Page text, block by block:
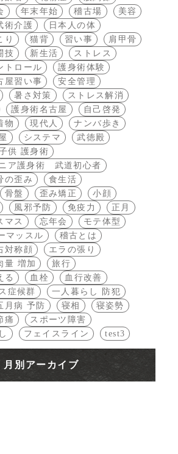
年末年始 稽古場
美容
術介護
日本人の体
り 猫背 習い事
肩甲骨
技 新生活
ストレス
トロール
護身術体験
屋習い事
安全管理
暑さ対策
ストレス解消
護身術名古屋
自己啓発
物 現代人
ナンバ歩き
システマ
武徳殿
供 護身術
ア護身術 武道初心者
の歪み
食生活
骨盤 歪み矯正
小顔
風邪予防 免疫力
正月
マス 忘年会
モテ体型
マッスル
稽古とは
対称顔
エラの張り
量 増加
旅行
る
血栓
血行改善
症候群
一人暮らし 防犯
月病 予防 寝相
寝姿勢
痛
スポーツ障害
フェイスライン test3
月別アーカイブ